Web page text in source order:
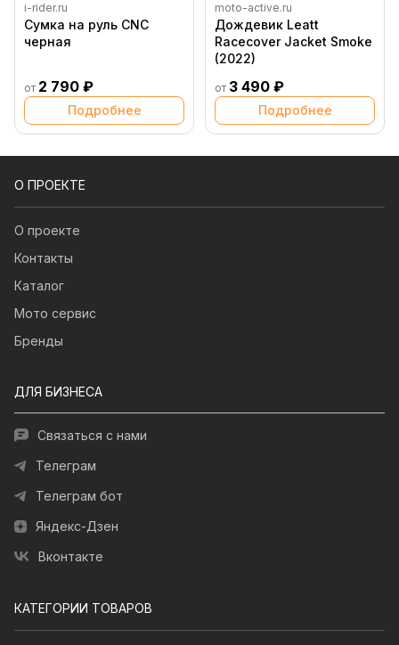
i-rider.ru
Сумка на руль CNC
черная
от 2 790 ₽
Подробнее
moto-active.ru
Дождевик Leatt
Racecover Jacket Smoke
(2022)
от 3 490 ₽
Подробнее
О ПРОЕКТЕ
О проекте
Контакты
Каталог
Мото сервис
Бренды
ДЛЯ БИЗНЕСА
Связаться с нами
Телеграм
Телеграм бот
Яндекс-Дзен
Вконтакте
КАТЕГОРИИ ТОВАРОВ